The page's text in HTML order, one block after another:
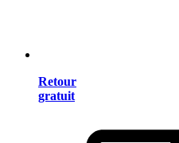
Retour
gratuit